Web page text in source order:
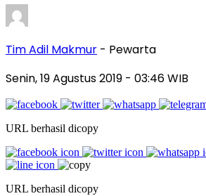
Tim Adil Makmur - Pewarta
Senin, 19 Agustus 2019 - 03:46 WIB
URL berhasil dicopy
URL berhasil dicopy